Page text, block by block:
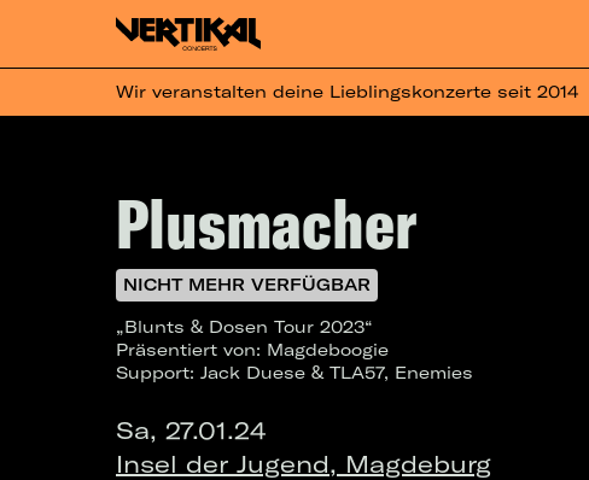
Wir veranstalten deine Lieblingskonzerte seit 2014
Plusmacher
NICHT MEHR VERFÜGBAR
„Blunts & Dosen Tour 2023“
Präsentiert von: Magdeboogie
Support: Jack Duese & TLA57, Enemies
Sa, 27.01.24
Insel der Jugend, Magdeburg